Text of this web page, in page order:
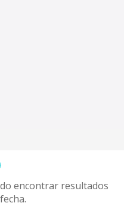
encontrar resultados